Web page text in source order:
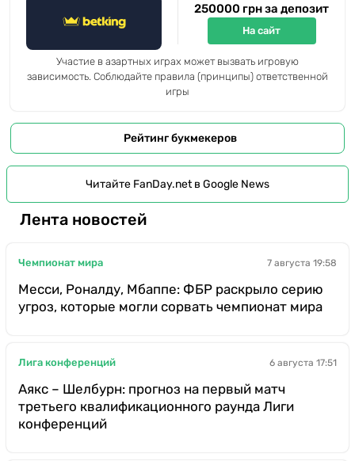
250000 грн за депозит
На сайт
Участие в азартных играх может вызвать игровую
зависимость. Соблюдайте правила (принципы) ответственной
игры
Рейтинг букмекеров
Читайте FanDay.net в Google News
Лента новостей
Чемпионат мира 7 августа 19:58
Месси, Роналду, Мбаппе: ФБР раскрыло серию
угроз, которые могли сорвать чемпионат мира
Лига конференций 6 августа 17:51
Аякс – Шелбурн: прогноз на первый матч
третьего квалификационного раунда Лиги
конференций